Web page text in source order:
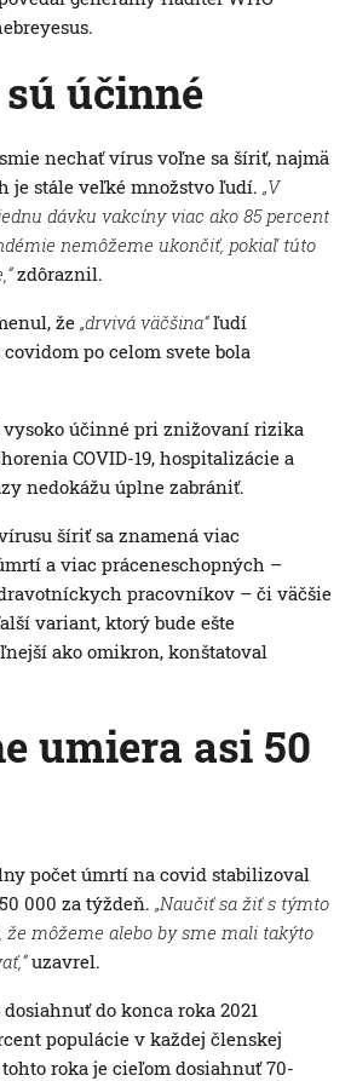
účinné
nechať vírus voľne sa šíriť, najmä
je stále veľké množstvo ľudí. „V
dávku vakcíny viac ako 85 percent
nemôžeme ukončiť, pokiaľ túto
zdôraznil.
že „drvivá väčšina“ľudí
po celom svete bola
účinné pri znižovaní rizika
COVID-19, hospitalizácie a
nedokážu úplne zabrániť.
šíriť sa znamená viac
a viac práceneschopných –
pracovníkov – či väčšie
variant, ktorý bude ešte
ako omikron, konštatoval
umiera asi 50
počet úmrtí na covid stabilizoval
000 za týždeň. „Naučiť sa žiť s týmto
môžeme alebo by sme mali takýto
uzavrel.
do konca roka 2021
populácie v každej členskej
roka je cieľom dosiahnuť 70-